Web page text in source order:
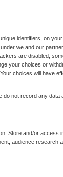
identifiers, on
we and our
are disabled,
your choices or
choices will have
do not record any data
Store and/or access
audience research